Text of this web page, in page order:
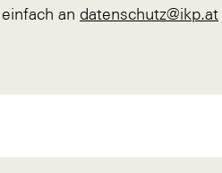
an datenschutz@ikp.at